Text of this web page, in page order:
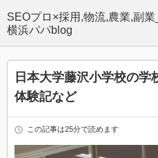
SEOプロ×採用,物流,農業,副業_
横浜パパblog
日本大学藤沢小学校の学
体験記など
この記事は25分で読めます